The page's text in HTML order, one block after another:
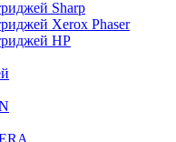
Sharp
Xerox Phaser
НР